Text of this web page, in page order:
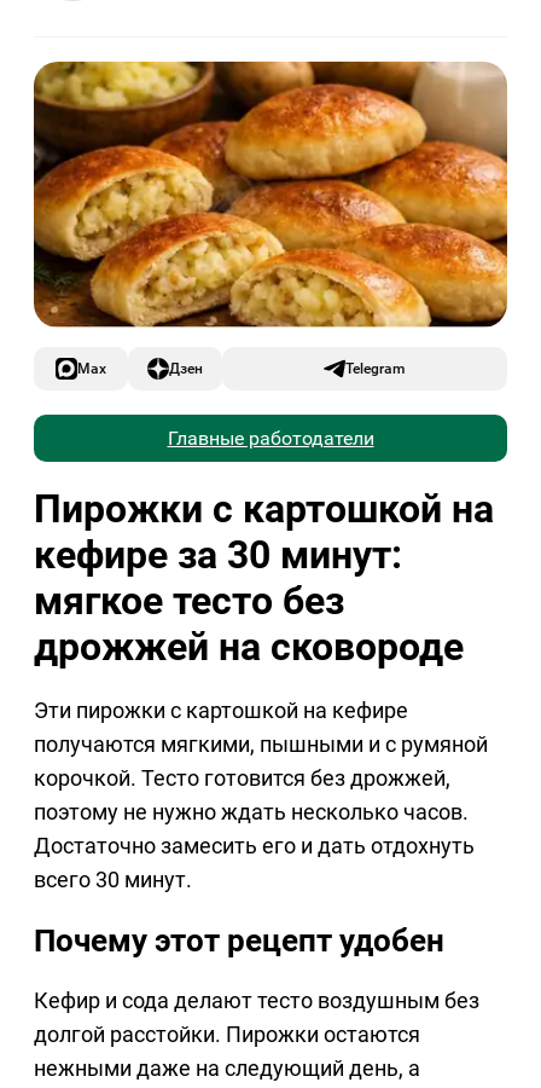
Max Дзен Telegram
Главные работодатели
Пирожки с картошкой на
кефире за 30 минут:
мягкое тесто без
дрожжей на сковороде
Эти пирожки с картошкой на кефире
получаются мягкими, пышными и с румяной
корочкой. Тесто готовится без дрожжей,
поэтому не нужно ждать несколько часов.
Достаточно замесить его и дать отдохнуть
всего 30 минут.
Почему этот рецепт удобен
Кефир и сода делают тесто воздушным без
долгой расстойки. Пирожки остаются
нежными даже на следующий день, а